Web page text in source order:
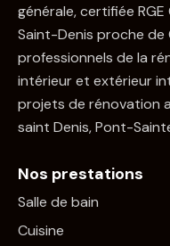
générale, certifiée
Saint-Denis proche de
professionnels de la
intérieur et extérieur
projets de rénovation
saint Denis, Pont-
Nos prestations
Salle de bain
Cuisine